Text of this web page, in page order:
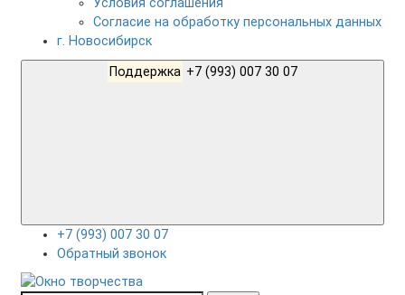
Согласие на обработку персональных данных
г. Новосибирск
Поддержка
+7 (993) 007 30 07
Обратный звонок